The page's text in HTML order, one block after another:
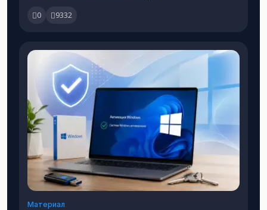
0 9332
Материал